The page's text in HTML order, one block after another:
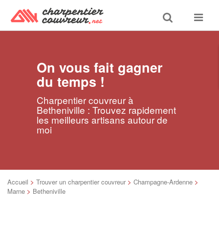
Toggle
search
Toggle
On vous fait gagner
du temps !
Charpentier couvreur à
Betheniville : Trouvez rapidement
les meilleurs artisans autour de
moi
Accueil > Trouver un charpentier couvreur > Champagne-Ardenne >
Marne > Betheniville